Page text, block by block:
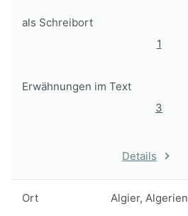
als Schreibort
1
Erwähnungen im Text
3
Details
Ort Algier, Algerien